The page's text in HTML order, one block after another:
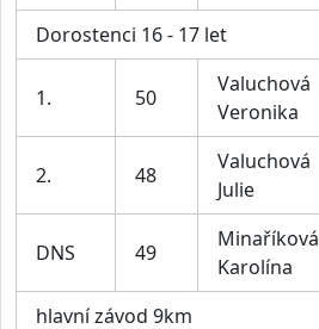
Dorostenci 16 - 17 let
1. 50
Valuchová
Veronika
2. 48
Valuchová
Julie
DNS 49
Minaříková
Karolína
hlavní závod 9km